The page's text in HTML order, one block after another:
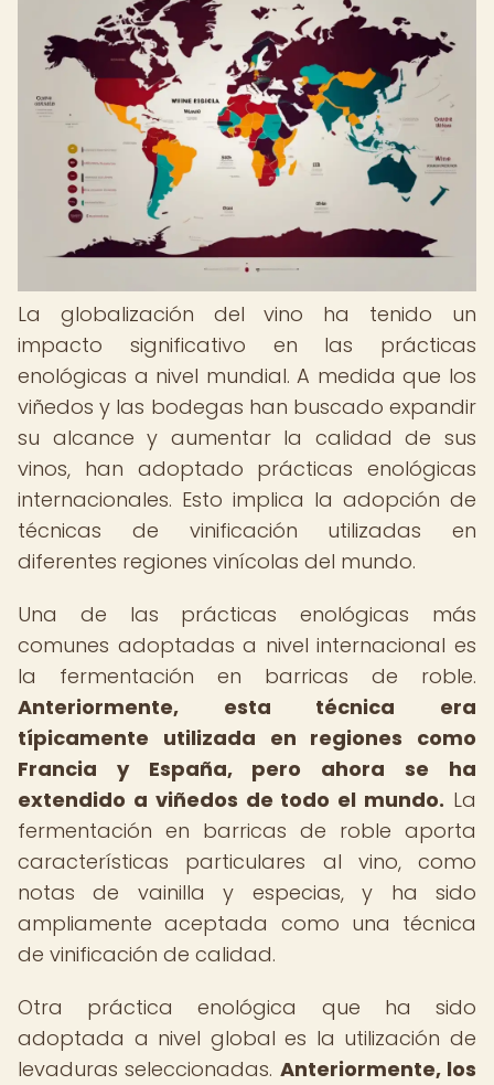
La globalización del vino ha tenido un
impacto significativo en las prácticas
enológicas a nivel mundial. A medida que los
viñedos y las bodegas han buscado expandir
su alcance y aumentar la calidad de sus
vinos, han adoptado prácticas enológicas
internacionales. Esto implica la adopción de
técnicas de vinificación utilizadas en
diferentes regiones vinícolas del mundo.
Una de las prácticas enológicas más
comunes adoptadas a nivel internacional es
la fermentación en barricas de roble.
Anteriormente, esta técnica era
típicamente utilizada en regiones como
Francia y España, pero ahora se ha
extendido a viñedos de todo el mundo. La
fermentación en barricas de roble aporta
características particulares al vino, como
notas de vainilla y especias, y ha sido
ampliamente aceptada como una técnica
de vinificación de calidad.
Otra práctica enológica que ha sido
adoptada a nivel global es la utilización de
levaduras seleccionadas. Anteriormente, los